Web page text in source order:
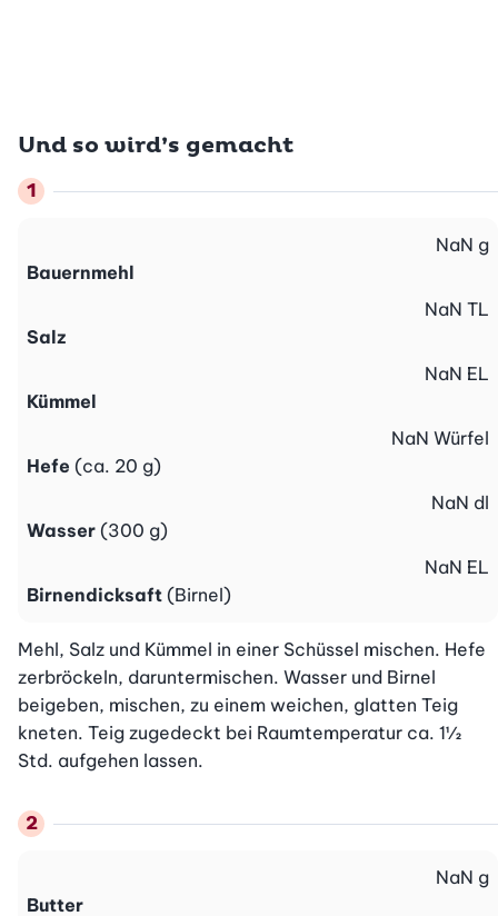
Und so wird’s gemacht
Bauernmehl
NaN g
Salz
NaN TL
Kümmel
NaN EL
Hefe (ca. 20 g)
NaN Würfel
Wasser (300 g)
NaN dl
Birnendicksaft (Birnel)
NaN EL
Mehl, Salz und Kümmel in einer Schüssel mischen. Hefe
zerbröckeln, daruntermischen. Wasser und Birnel
beigeben, mischen, zu einem weichen, glatten Teig
kneten. Teig zugedeckt bei Raumtemperatur ca. 1½
Std. aufgehen lassen.
Butter
NaN g